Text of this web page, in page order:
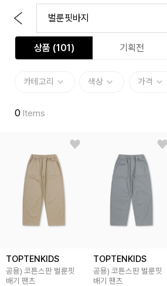
상품 (101 ) 기획전
카테고리 색상 가격
0 Items
TOPTENKIDS
공용) 코튼스판 벌룬핏
배기 팬츠
TOPTENKIDS
공용) 코튼스판 벌룬핏
배기 팬츠